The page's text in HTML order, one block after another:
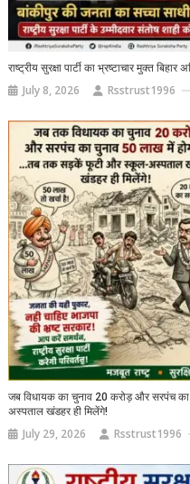
राष्ट्रीय सुरक्षा पार्टी का भ्रष्टाचार मुक्त
July 8, 2026 Rsstrust1996
जब विधायक का चुनाव 20 करोड़ और सरपंच
अस्पताल खंडहर ही मिलेंगे!
July 29, 2026 Rsstrust1996